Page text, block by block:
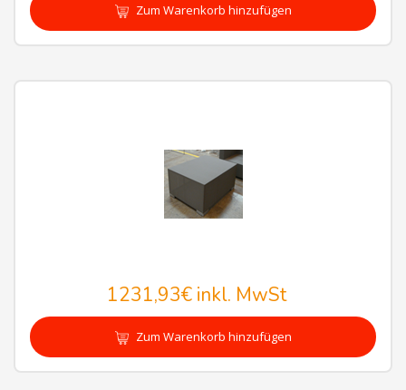
Zum Warenkorb hinzufügen
1231,93€ inkl. MwSt
Zum Warenkorb hinzufügen